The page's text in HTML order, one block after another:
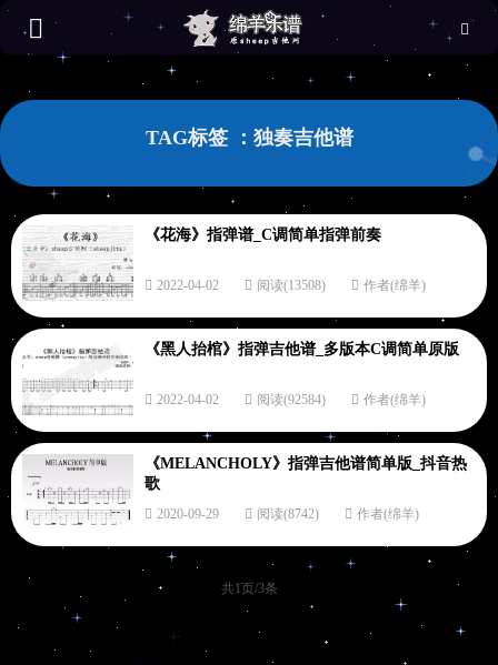
TAG标签 ：独奏吉他谱
《花海》指弹谱_C调简单指弹前奏
2022-04-02 阅读(13508) 作者(绵羊)
《黑人抬棺》指弹吉他谱_多版本C调简单原版
2022-04-02 阅读(92584) 作者(绵羊)
《MELANCHOLY》指弹吉他谱简单版_抖音热
歌
2020-09-29 阅读(8742) 作者(绵羊)
共1页/3条